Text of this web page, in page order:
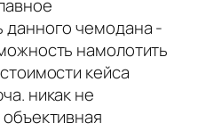
данного чемодана -
намолотить
кейса
никак не